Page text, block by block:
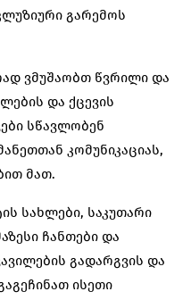
გარემოს
ვმუშაობთ წვრილი და
და ქცევის
სწავლობენ
კომუნიკაციას,
მათ.
სახლები, საკუთარი
ჩანთები და
გადარგვის და
ისეთი